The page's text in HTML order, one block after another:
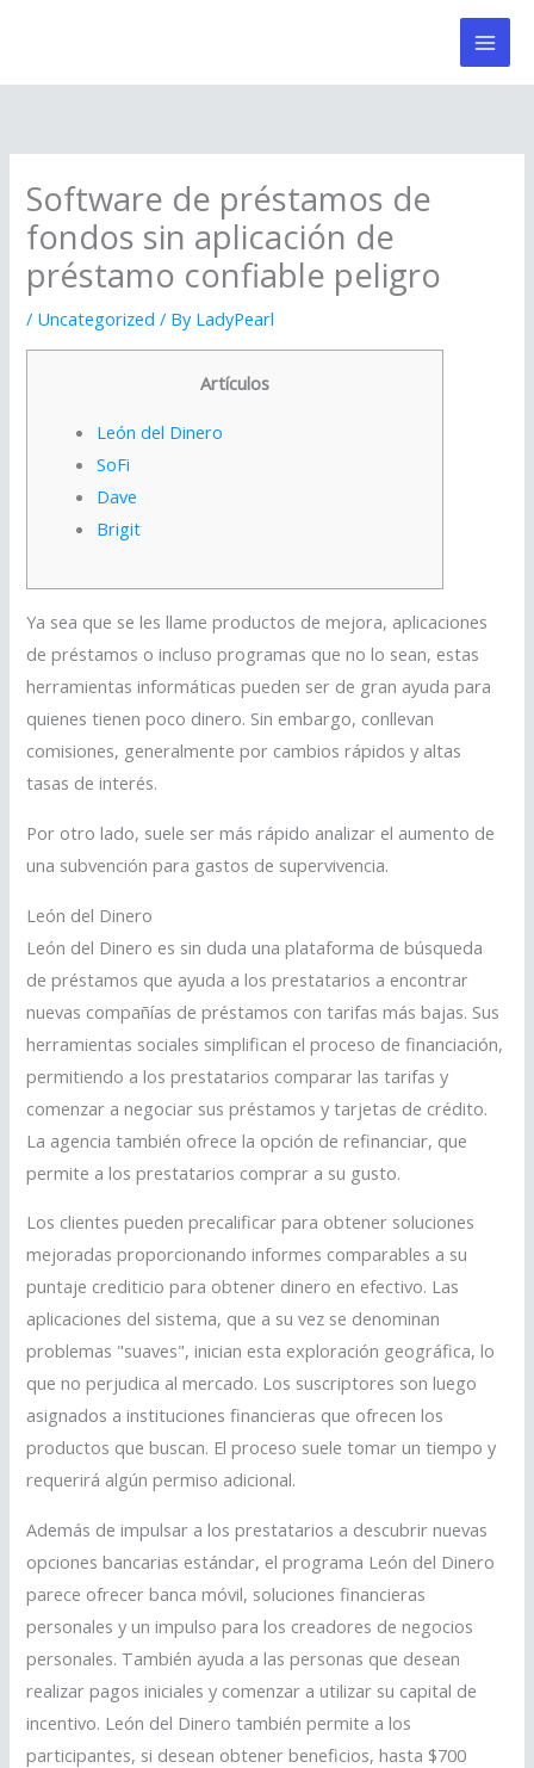
content
Software de préstamos de
fondos sin aplicación de
préstamo confiable peligro
/ Uncategorized / By LadyPearl
Artículos
León del Dinero
SoFi
Dave
Brigit
Ya sea que se les llame productos de mejora, aplicaciones
de préstamos o incluso programas que no lo sean, estas
herramientas informáticas pueden ser de gran ayuda para
quienes tienen poco dinero. Sin embargo, conllevan
comisiones, generalmente por cambios rápidos y altas
tasas de interés.
Por otro lado, suele ser más rápido analizar el aumento de
una subvención para gastos de supervivencia.
León del Dinero
León del Dinero es sin duda una plataforma de búsqueda
de préstamos que ayuda a los prestatarios a encontrar
nuevas compañías de préstamos con tarifas más bajas. Sus
herramientas sociales simplifican el proceso de financiación,
permitiendo a los prestatarios comparar las tarifas y
comenzar a negociar sus préstamos y tarjetas de crédito.
La agencia también ofrece la opción de refinanciar, que
permite a los prestatarios comprar a su gusto.
Los clientes pueden precalificar para obtener soluciones
mejoradas proporcionando informes comparables a su
puntaje crediticio para obtener dinero en efectivo. Las
aplicaciones del sistema, que a su vez se denominan
problemas "suaves", inician esta exploración geográfica, lo
que no perjudica al mercado. Los suscriptores son luego
asignados a instituciones financieras que ofrecen los
productos que buscan. El proceso suele tomar un tiempo y
requerirá algún permiso adicional.
Además de impulsar a los prestatarios a descubrir nuevas
opciones bancarias estándar, el programa León del Dinero
parece ofrecer banca móvil, soluciones financieras
personales y un impulso para los creadores de negocios
personales. También ayuda a las personas que desean
realizar pagos iniciales y comenzar a utilizar su capital de
incentivo. León del Dinero también permite a los
participantes, si desean obtener beneficios, hasta $700